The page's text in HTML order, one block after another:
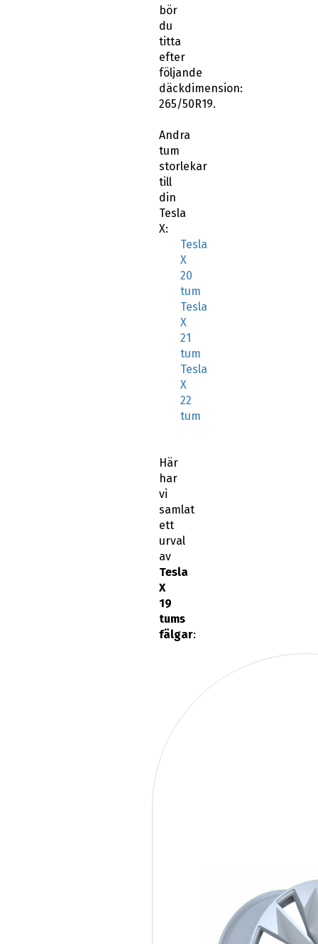
bör
du
titta
efter
följande
däckdimension:
265/50R19.
Andra
tum
storlekar
till
din
Tesla
X:
Tesla
X
20
tum
Tesla
X
21
tum
Tesla
X
22
tum
Här
har
vi
samlat
ett
urval
av
Tesla
X
19
tums
fälgar: